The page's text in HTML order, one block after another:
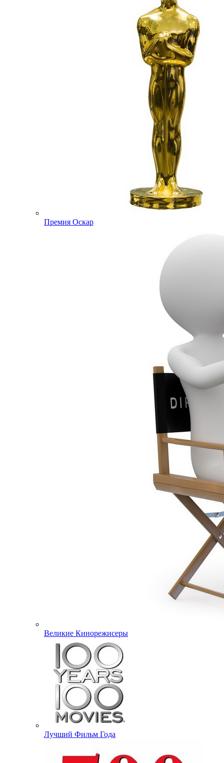
Премия Оскар
Великие Кинорежисеры
Лучший Фильм Года